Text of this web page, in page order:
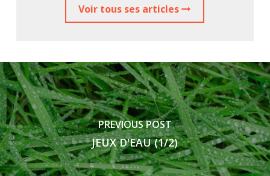
Voir tous ses articles
PREVIOUS POST
JEUX D'EAU (1/2)